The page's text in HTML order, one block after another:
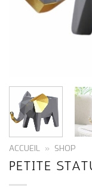
ACCUEIL » SHOP
PETITE